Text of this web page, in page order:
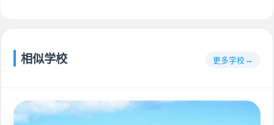
相似学校 更多学校